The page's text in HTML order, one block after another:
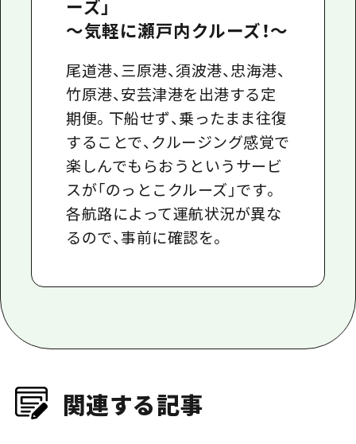
ーズ」
〜気軽に瀬戸内クルーズ！〜
尾道港、三原港、須波港、忠海港、
竹原港、安芸津港を出港する定
期便。下船せず、乗ったまま往復
することで、クルージング感覚で
楽しんでもらおうというサービ
スが「のっとこクルーズ」です。
各航路によって運航状況が異な
るので、事前に確認を。
関連する記事